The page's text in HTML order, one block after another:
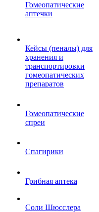
Гомеопатические
аптечки
Кейсы (пеналы) для
хранения и
транспортировки
гомеопатических
препаратов
Гомеопатические
спреи
Спагирики
Грибная аптека
Соли Шюсслера